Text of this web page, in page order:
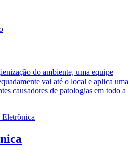
do ambiente, uma equipe
vai até o local e aplica uma
causadores de patologias em todo a